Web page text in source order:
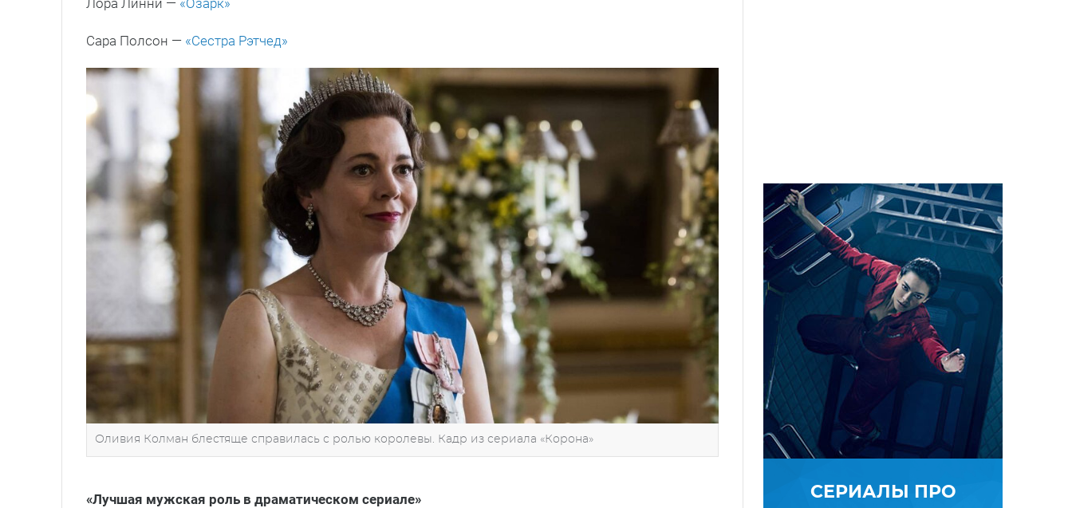
Сара Полсон — «Сестра Рэтчед»
Оливия Колман блестяще справилась с ролью королевы. Кадр из сериала «Корона»
«Лучшая мужская роль в драматическом сериале»
СЕРИАЛЫ ПРО